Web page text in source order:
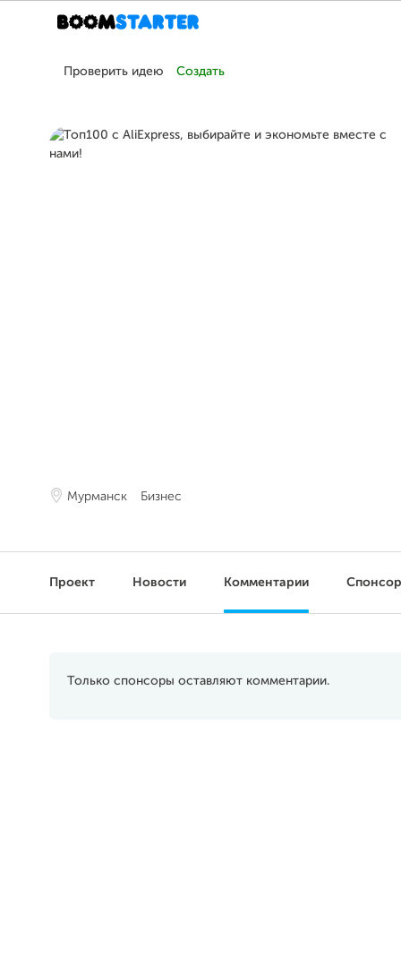
Проверить идею Создать
Мурманск Бизнес
Проект Новости Комментарии
Только спонсоры оставляют комментарии.